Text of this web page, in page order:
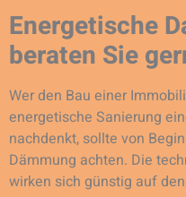
Energetische
beraten Sie
Wer den Bau einer
energetische Sanierung
nachdenkt, sollte von
Dämmung achten. Die
wirken sich günstig auf